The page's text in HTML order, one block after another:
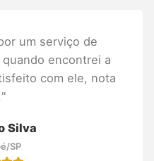
um serviço de
encontrei a
com ele, nota
Silva
SP